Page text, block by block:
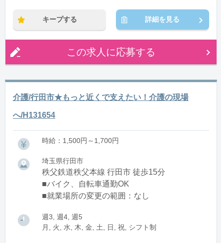
キープする 詳細を見る
この求人に応募する
介護/行田市★もっと近くで支えたい！介護の現場
へ/H131654
時給：1,500円～1,700円
埼玉県行田市
秩父鉄道秩父本線 行田市 徒歩15分
■バイク、自転車通勤OK
■就業場所の変更の範囲：なし
週3, 週4, 週5
月, 火, 水, 木, 金, 土, 日, 祝, シフト制